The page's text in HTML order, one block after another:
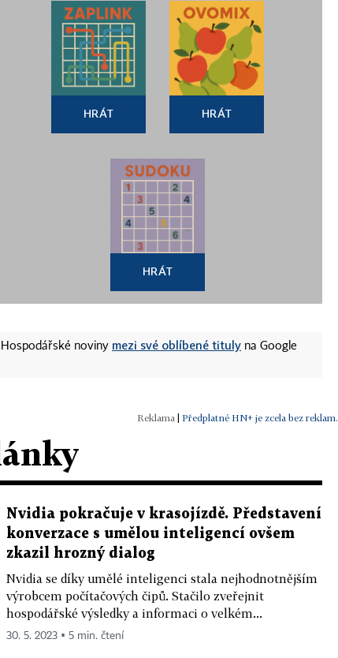
HRÁT HRÁT
HRÁT
noviny mezi své oblíbené tituly na Google
| Předplatné HN+ je zcela bez reklam.
Nvidia pokračuje v krasojízdě. Představení
konverzace s umělou inteligencí ovšem
zkazil hrozný dialog
Nvidia se díky umělé inteligenci stala nejhodnotnějším
výrobcem počítačových čipů. Stačilo zveřejnit
hospodářské výsledky a informaci o velkém...
30. 5. 2023 ▪ 5 min. čtení